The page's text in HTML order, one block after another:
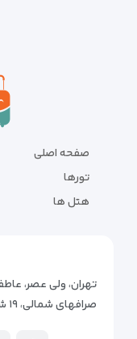
صفحه اصلی
تورها
هتل ها
صرافهای شمالی، ۱۹ شمالی پ ۲۱